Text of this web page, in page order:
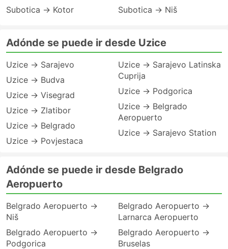
Subotica → Kotor
Subotica → Niš
Adónde se puede ir desde Uzice
Uzice → Sarajevo
Uzice → Budva
Uzice → Visegrad
Uzice → Zlatibor
Uzice → Belgrado
Uzice → Povjestaca
Uzice → Sarajevo Latinska
Cuprija
Uzice → Podgorica
Uzice → Belgrado
Aeropuerto
Uzice → Sarajevo Station
Adónde se puede ir desde Belgrado
Aeropuerto
Belgrado Aeropuerto →
Niš
Belgrado Aeropuerto →
Podgorica
Belgrado Aeropuerto →
Larnarca Aeropuerto
Belgrado Aeropuerto →
Bruselas